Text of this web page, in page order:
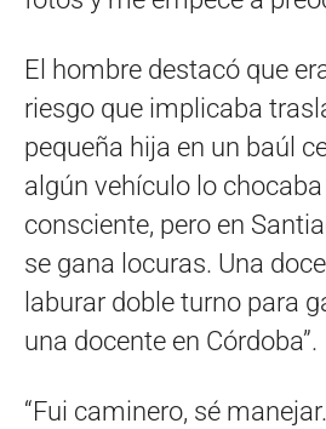
El hombre destacó que
riesgo que implicaba
pequeña hija en un baúl
algún vehículo lo chocaba
consciente, pero en
se gana locuras. Una
laburar doble turno para
una docente en Córdoba”.
“Fui caminero, sé